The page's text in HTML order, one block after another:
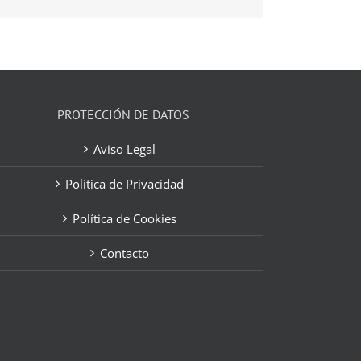
PROTECCIÓN DE DATOS
Aviso Legal
Política de Privacidad
Política de Cookies
Contacto